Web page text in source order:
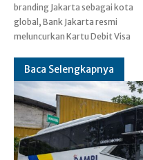
branding Jakarta sebagai kota
global, Bank Jakarta resmi
meluncurkan Kartu Debit Visa
agenda transformasi Bank
Baca Selengkapnya